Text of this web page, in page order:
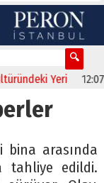
Yeri 12:07
bina arasında
tahliye edildi.